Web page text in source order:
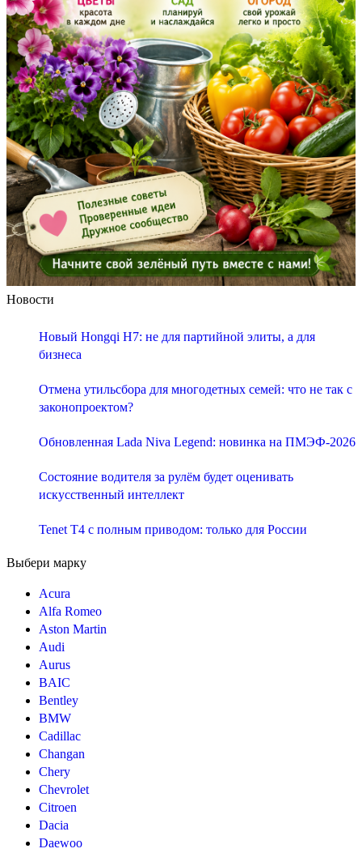
Новости
Новый Hongqi H7: не для партийной элиты, а для
бизнеса
Отмена утильсбора для многодетных семей: что не так с
законопроектом?
Обновленная Lada Niva Legend: новинка на ПМЭФ-2026
Состояние водителя за рулём будет оценивать
искусственный интеллект
Tenet T4 с полным приводом: только для России
Выбери марку
Acura
Alfa Romeo
Aston Martin
Audi
Aurus
BAIC
Bentley
BMW
Cadillac
Changan
Chery
Chevrolet
Citroen
Dacia
Daewoo